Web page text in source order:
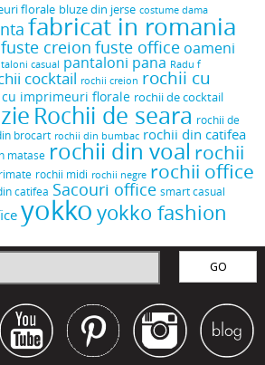
florale bluze din jerse costume dama
fabricat in romania
fuste creion fuste office oameni
casual pantaloni pana Radu f
cocktail rochii creion rochii cu
imprimeuri florale rochii de cocktail
Rochii de seara rochii de
brocart rochii din bumbac rochii din catifea
matase rochii din voal rochii
rochii midi rochii negre rochii office
catifea Sacouri office smart casual
yokko yokko fashion